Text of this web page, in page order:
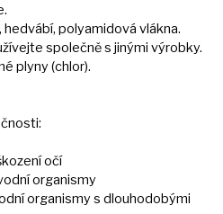
hedvábí, polyamidová vlákna.
společněs jinými výrobky.
plyny (chlor).
očí
organismy
organismys dlouhodobými